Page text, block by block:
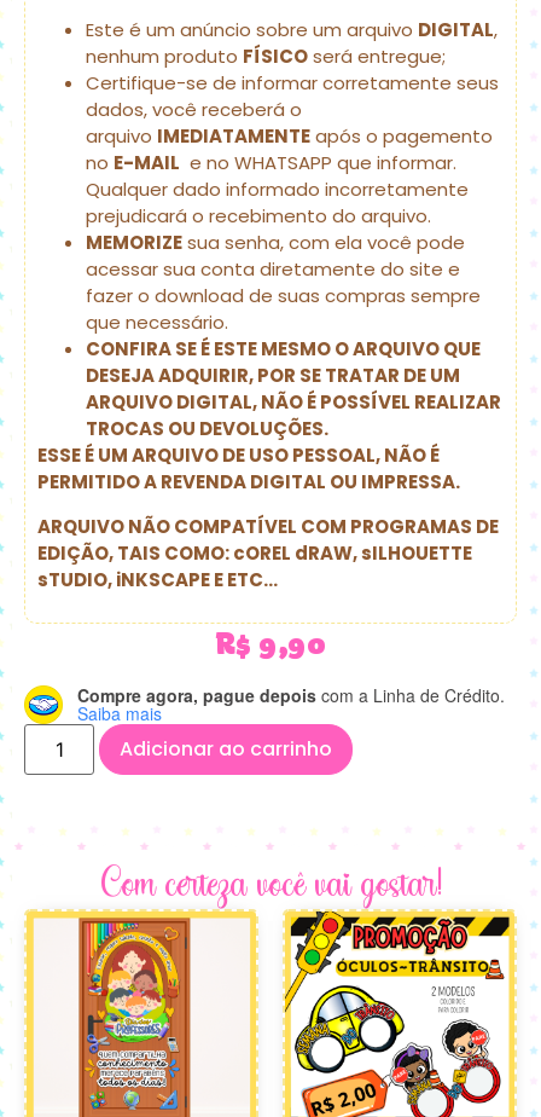
Este é um anúncio sobre um arquivo DIGITAL,
nenhum produto FÍSICOserá entregue;
Certifique-se de informar corretamente seus
dados, você receberá o
arquivo IMEDIATAMENTEapós o pagemento
no E-MAIL e no WHATSAPP que informar.
Qualquer dado informado incorretamente
prejudicará o recebimento do arquivo.
MEMORIZEsua senha, com ela você pode
acessar sua conta diretamente do site e
fazer o download de suas compras sempre
que necessário.
CONFIRA SE É ESTE MESMO O ARQUIVO QUE
DESEJA ADQUIRIR, POR SE TRATAR DE UM
ARQUIVO DIGITAL, NÃO É POSSÍVEL REALIZAR
TROCAS OU DEVOLUÇÕES.
ESSE É UM ARQUIVO DE USO PESSOAL, NÃO É
PERMITIDO A REVENDA DIGITAL OU IMPRESSA.
ARQUIVO NÃO COMPATÍVEL COM PROGRAMAS DE
EDIÇÃO, TAIS COMO: cOREL dRAW, sILHOUETTE
sTUDIO, iNKSCAPE E ETC…
R$ 9,90
Compre agora, pague depois com a Linha de Crédito.
Saiba mais
Adicionar ao carrinho
Com certeza você vai gostar!